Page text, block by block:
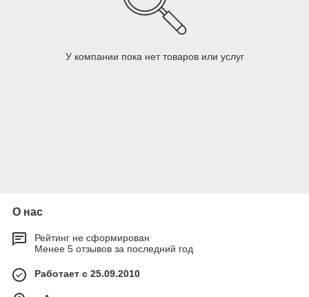
У компании пока нет товаров или услуг
О нас
Рейтинг не сформирован
Менее 5 отзывов за последний год
Работает с 25.09.2010